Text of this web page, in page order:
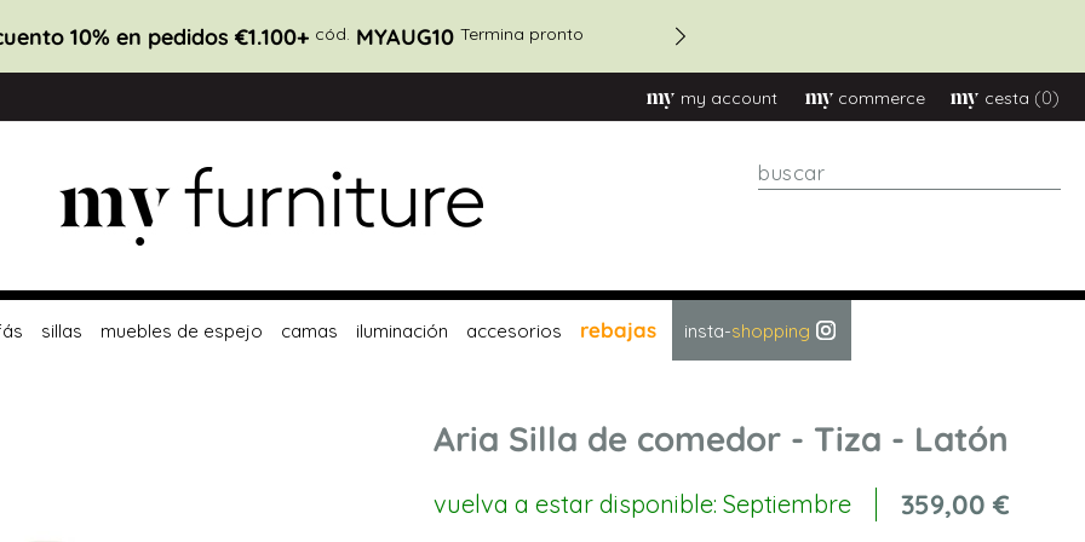
10% en pedidos €1.100+ cód. MYAUG10 Termina pronto
my account commerce cesta (0)
Buscar
sillas muebles de espejo camas iluminación accesorios rebajas insta-shopping
Aria Silla de comedor - Tiza - Latón
vuelva a estar disponible: Septiembre 359,00 €